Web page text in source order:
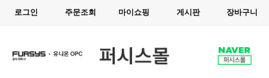
로그인 주문조회 마이쇼핑 게시판 장바구니